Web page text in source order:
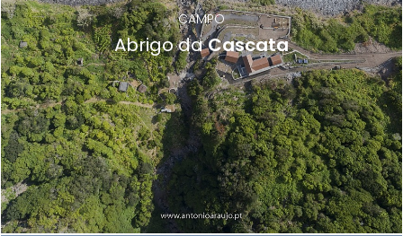
CAMPO
Abrigo daCascata